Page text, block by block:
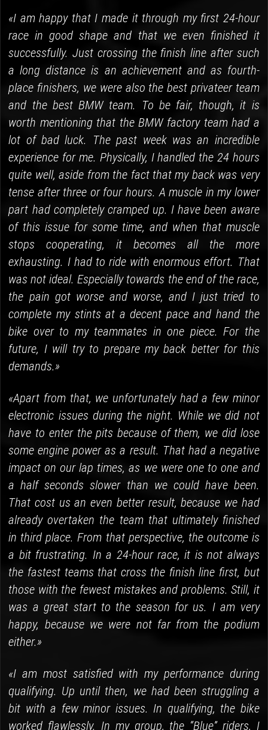
«I am happy that I made it through my first 24-hour
race in good shape and that we even finished it
successfully. Just crossing the finish line after such
a long distance is an achievement and as fourth-
place finishers, we were also the best privateer team
and the best BMW team. To be fair, though, it is
worth mentioning that the BMW factory team had a
lot of bad luck. The past week was an incredible
experience for me. Physically, I handled the 24 hours
quite well, aside from the fact that my back was very
tense after three or four hours. A muscle in my lower
part had completely cramped up. I have been aware
of this issue for some time, and when that muscle
stops cooperating, it becomes all the more
exhausting. I had to ride with enormous effort. That
was not ideal. Especially towards the end of the race,
the pain got worse and worse, and I just tried to
complete my stints at a decent pace and hand the
bike over to my teammates in one piece. For the
future, I will try to prepare my back better for this
demands.»
«Apart from that, we unfortunately had a few minor
electronic issues during the night. While we did not
have to enter the pits because of them, we did lose
some engine power as a result. That had a negative
impact on our lap times, as we were one to one and
a half seconds slower than we could have been.
That cost us an even better result, because we had
already overtaken the team that ultimately finished
in third place. From that perspective, the outcome is
a bit frustrating. In a 24-hour race, it is not always
the fastest teams that cross the finish line first, but
those with the fewest mistakes and problems. Still, it
was a great start to the season for us. I am very
happy, because we were not far from the podium
either.»
«I am most satisfied with my performance during
qualifying. Up until then, we had been struggling a
bit with a few minor issues. In qualifying, the bike
worked flawlessly. In my group, the “Blue” riders, I